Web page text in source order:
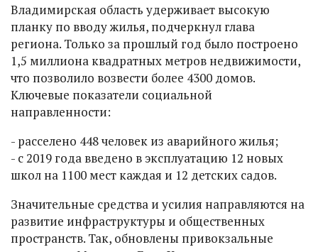
Владимирская область удерживает высокую
планку по вводу жилья, подчеркнул глава
региона. Только за прошлый год было построено
1,5 миллиона квадратных метров недвижимости,
что позволило возвести более 4300 домов.
Ключевые показатели социальной
направленности:
- расселено 448 человек из аварийного жилья;
- с 2019 года введено в эксплуатацию 12 новых
школ на 1100 мест каждая и 12 детских садов.
Значительные средства и усилия направляются на
развитие инфраструктуры и общественных
пространств. Так, обновлены привокзальные